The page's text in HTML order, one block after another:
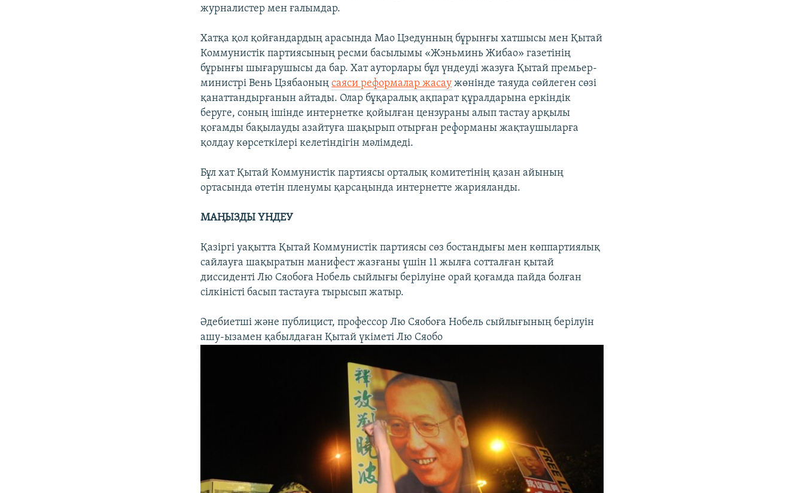
журналистер мен ғалымдар.
Хатқа қол қойғандардың арасында Мао Цзедунның бұрынғы хатшысы мен Қытай
Коммунистік партиясының ресми басылымы «Жэньминь Жибао» газетінің
бұрынғы шығарушысы да бар. Хат ауторлары бұл үндеуді жазуға Қытай премьер-
министрі Вень Цзябаоныңсаяси реформалар жасау жөнінде таяуда сөйлеген сөзі
қанаттандырғанын айтады. Олар бұқаралық ақпарат құралдарына еркіндік
беруге, соның ішінде интернетке қойылған цензураны алып тастау арқылы
қоғамды бақылауды азайтуға шақырып отырған реформаны жақтаушыларға
қолдау көрсеткілері келетіндігін мәлімдеді.
Бұл хат Қытай Коммунистік партиясы орталық комитетінің қазан айының
ортасында өтетін пленумы қарсаңында интернетте жарияланды.
МАҢЫЗДЫ ҮНДЕУ
Қазіргі уақытта Қытай Коммунистік партиясы сөз бостандығы мен көппартиялық
сайлауға шақыратын манифест жазғаны үшін 11 жылға сотталған қытай
диссиденті Лю Сяобоға Нобель сыйлығы берілуіне орай қоғамда пайда болған
сілкіністі басып тастауға тырысып жатыр.
Әдебиетші және публицист, профессор Лю Сяобоға Нобель сыйлығының берілуін
ашу-ызамен қабылдаған Қытай үкіметі Лю Сяобо